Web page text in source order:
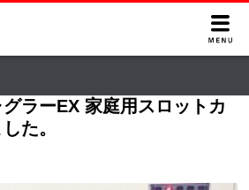
ラーEX 家庭用スロットカ
た。